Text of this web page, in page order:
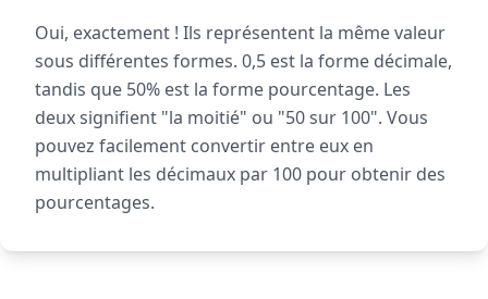
Oui, exactement ! Ils représentent la même valeur
sous différentes formes. 0,5 est la forme décimale,
tandis que 50% est la forme pourcentage. Les
deux signifient "la moitié" ou "50 sur 100". Vous
pouvez facilement convertir entre eux en
multipliant les décimaux par 100 pour obtenir des
pourcentages.